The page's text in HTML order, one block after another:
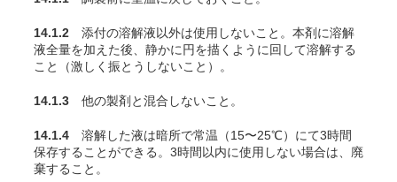
14.1.2 添付の溶解液以外は使用しないこと。本剤に溶解
液全量を加えた後、静かに円を描くように回して溶解する
こと（激しく振とうしないこと）。
14.1.3 他の製剤と混合しないこと。
14.1.4 溶解した液は暗所で常温（15〜25℃）にて3時間
保存することができる。3時間以内に使用しない場合は、廃
棄すること。